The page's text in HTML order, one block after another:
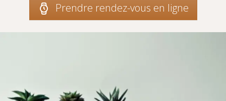
Prendre rendez-vous en ligne